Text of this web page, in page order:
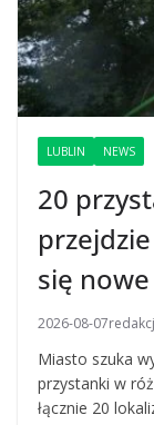
LUBLIN NEWS
20
się
2026-08-07
Miasto szuka
przystanki w
łącznie 20